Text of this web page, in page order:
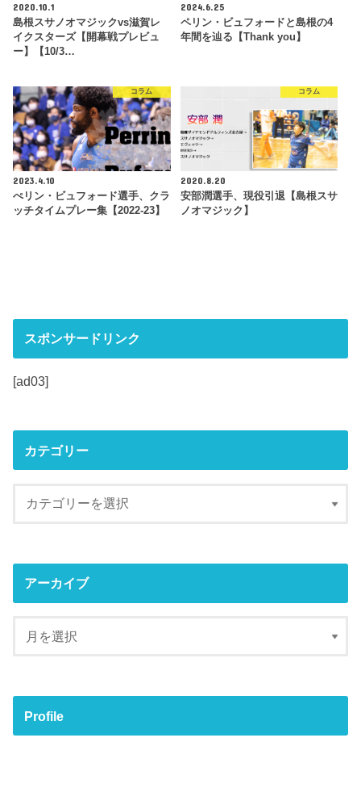
2020.10.1
島根スサノオマジックvs滋賀レ
イクスターズ【開幕戦プレビュ
ー】【10/3…
2024.6.25
ペリン・ビュフォードと島根の4
年間を辿る【Thank you】
コラム
2023.4.10
ぺリン・ビュフォード選手、クラ
ッチタイムプレー集【2022-23】
コラム
2020.8.20
安部潤選手、現役引退【島根スサ
ノオマジック】
スポンサードリンク
[ad03]
カテゴリー
アーカイブ
Profile